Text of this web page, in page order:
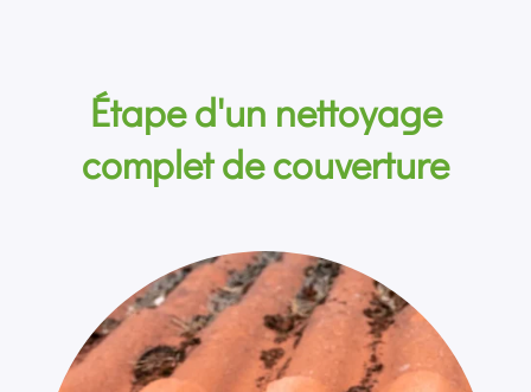
Étape d'un nettoyage
complet de couverture